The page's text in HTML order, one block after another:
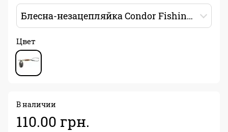
Блесна-незацепляйка Condor Fishing №3 10г 57мм ручная работа Цвет: 011 (серебро)
Цвет
В наличии
110.00 грн.